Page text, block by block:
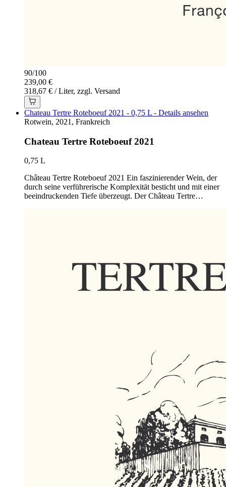
90/100
239,00 €
318,67 € / Liter, zzgl. Versand
Chateau Tertre Roteboeuf 2021 - 0,75 L - Details ansehen
Rotwein, 2021, Frankreich
Chateau Tertre Roteboeuf 2021
0,75 L
Château Tertre Roteboeuf 2021 Ein faszinierender Wein, der
durch seine verführerische Komplexität besticht und mit einer
beeindruckenden Tiefe überzeugt. Der Château Tertre…